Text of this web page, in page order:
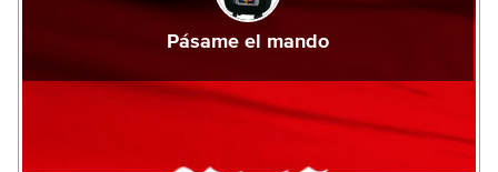
Pásame el mando